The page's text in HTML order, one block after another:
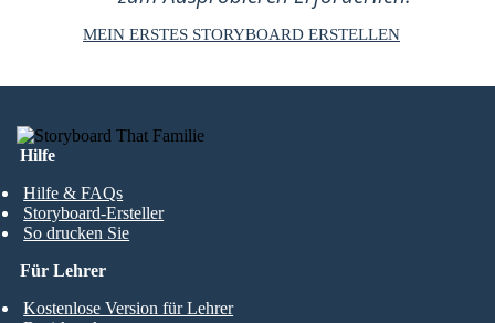
MEIN ERSTES STORYBOARD ERSTELLEN
Hilfe
Hilfe & FAQs
Storyboard-Ersteller
So drucken Sie
Für Lehrer
Kostenlose Version für Lehrer